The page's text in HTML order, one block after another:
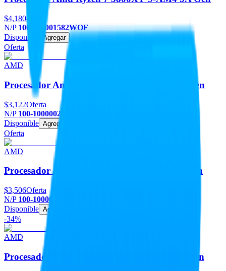
$4,180-8%
N/P 100-100001582WOF
Disponible
Agregar
Oferta
AMD
Procesador Amd Ryzen 7 5700G S-AM4 5A Gen
$3,122Oferta
N/P 100-100000263BOX
Disponible Agregar
Oferta
AMD
Procesador Amd Ryzen 7 8700F S-AM5 8A Gen
$3,506Oferta
N/P 100-100001590BOX
Disponible Agregar
-34%
AMD
Procesador Amd Ryzen 9 7900X S-AM5 7A Gen